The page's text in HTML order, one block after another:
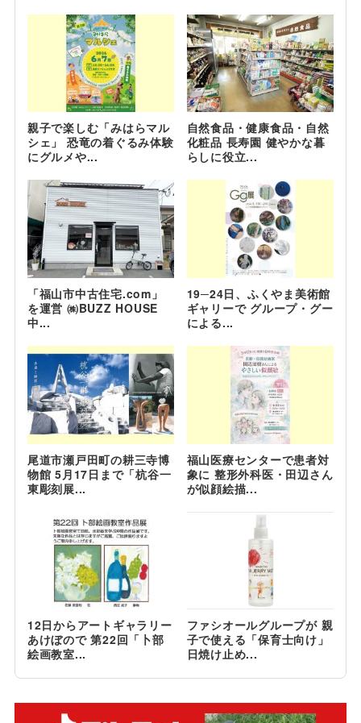
親子で楽しむ「みはらマル
シェ」 恐竜の着ぐるみ体験
にグルメや...
自然食品・健康食品・自然
化粧品 長寿園 健やかな暮
らしに役立...
「福山市中古住宅.com」
を運営 ㈱BUZZ HOUSE
中...
19─24日、ふくやま美術館
ギャリーで グループ・グー
による...
尾道市瀬戸田町の耕三寺博
物館 5月17日まで「杭谷一
東彫刻展...
福山医療センターで患者対
象に 整形外科医・田辺さん
が似顔絵描...
12日からアートギャラリー
あけぼので 第22回「卜部
絵画教室...
ファシオールグループが 親
子で使える「保育士向け」
日焼け止め...